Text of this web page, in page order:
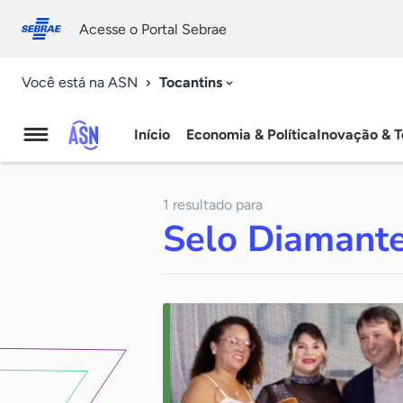
conosco
Acesse o Portal Sebrae
Você está na ASN Tocantins
Agência
Notícias
Início Economia & PolíticaInovação &
1 resultado para
Selo